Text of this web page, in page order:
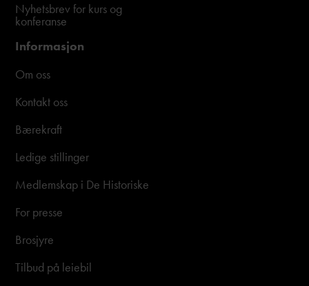
Nyhetsbrev for kurs og
konferanse
Informasjon
Om oss
Kontakt oss
Bærekraft
Ledige stillinger
Medlemskap i De Historiske
For presse
Brosjyre
Tilbud på leiebil